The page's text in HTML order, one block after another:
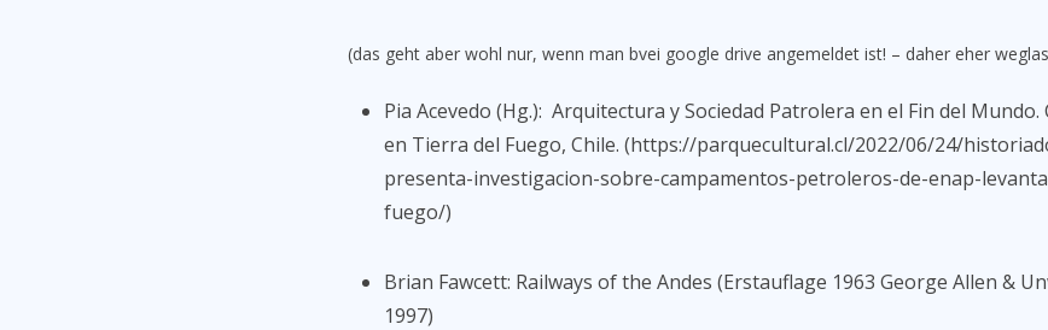
(das geht aber wohl nur, wenn man bvei google drive angemeldet ist! – daher eher
Pia Acevedo (Hg.): Arquitectura y Sociedad Patrolera en el Fin del
en Tierra del Fuego, Chile. (https://parquecultural.cl/2022/06/24/
presenta-investigacion-sobre-campamentos-petroleros-de-enap-
fuego/)
Brian Fawcett: Railways of the Andes (Erstauflage 1963 George Allen &
1997)